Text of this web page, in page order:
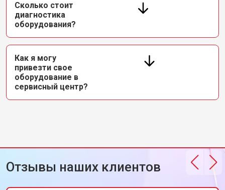
Сколько стоит
диагностика
оборудования?
Как я могу
привезти свое
оборудование в
сервисный центр?
Отзывы наших клиентов